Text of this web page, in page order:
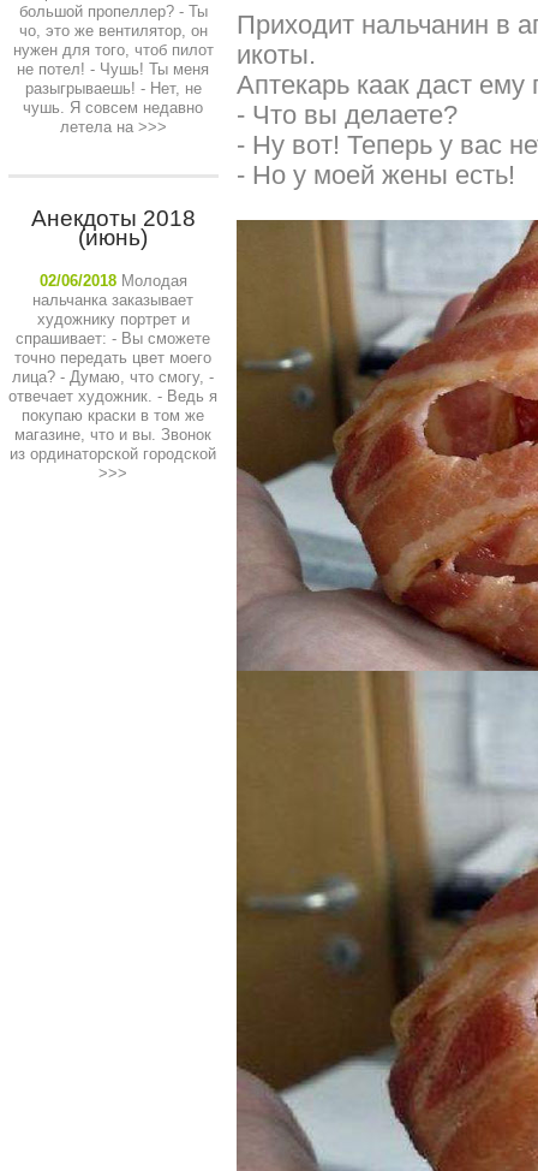
большой пропеллер? - Ты
чо, это же вентилятор, он
нужен для того, чтоб пилот
не потел! - Чушь! Ты меня
разыгрываешь! - Нет, не
чушь. Я совсем недавно
летела на>>>
Анекдоты 2018
(июнь)
02/06/2018 Молодая
нальчанка заказывает
художнику портрет и
спрашивает: - Вы сможете
точно передать цвет моего
лица? - Думаю, что смогу, -
отвечает художник. - Ведь я
покупаю краски в том же
магазине, что и вы. Звонок
из ординаторской городской
>>>
Приходит нальчанин в
икоты.
Аптекарь каак даст ему
- Что вы делаете?
- Ну вот! Теперь у вас
- Но у моей жены есть!